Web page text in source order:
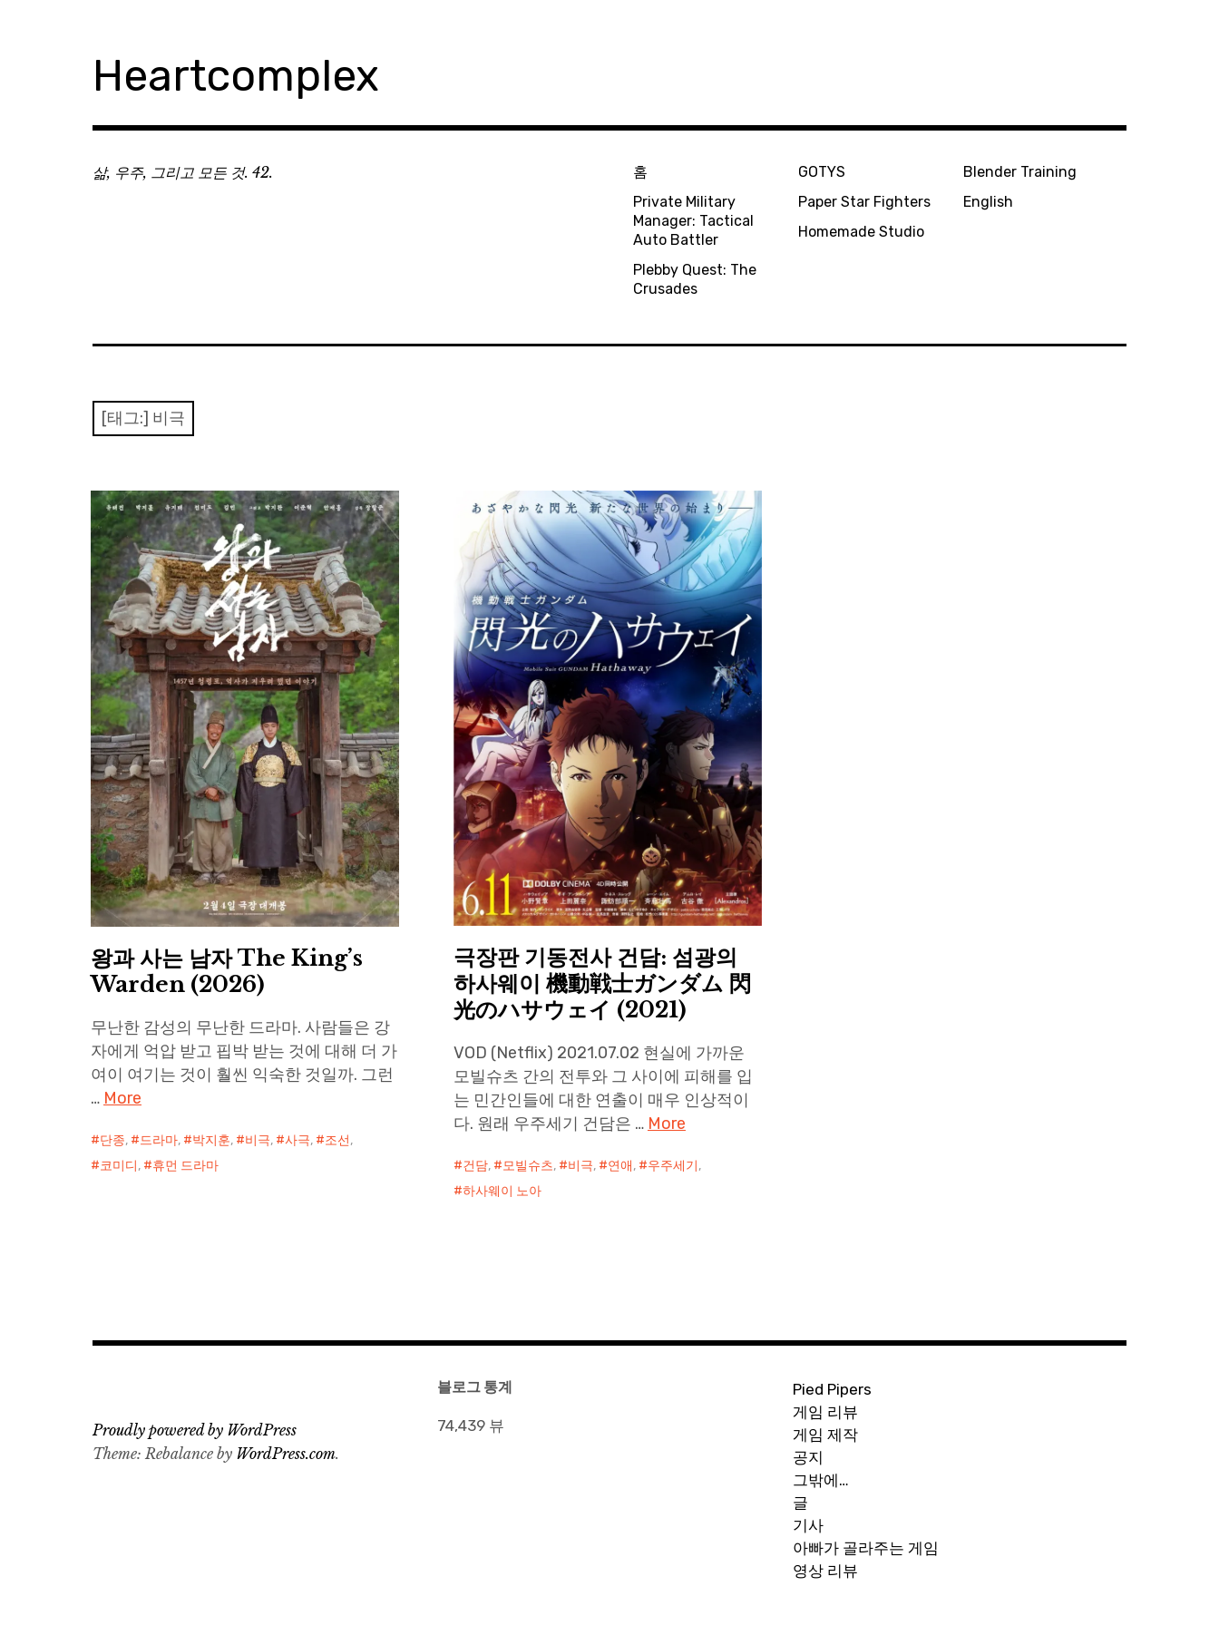
Heartcomplex
삶, 우주, 그리고 모든 것. 42.
홈
Private Military
Manager: Tactical
Auto Battler
Plebby Quest: The
Crusades
GOTYS
Paper Star Fighters
Homemade Studio
Blender Training
English
[태그:] 비극
왕과 사는 남자 The King’s
Warden (2026)
무난한 감성의 무난한 드라마. 사람들은 강
자에게 억압 받고 핍박 받는 것에 대해 더 가
여이 여기는 것이 훨씬 익숙한 것일까. 그런
… More
단종, 드라마, 박지훈, 비극, 사극, 조선,
코미디, 휴먼 드라마
극장판 기동전사 건담: 섬광의
하사웨이 機動戦士ガンダム 閃
光のハサウェイ (2021)
VOD (Netflix) 2021.07.02 현실에 가까운
모빌슈츠 간의 전투와 그 사이에 피해를 입
는 민간인들에 대한 연출이 매우 인상적이
다. 원래 우주세기 건담은 … More
건담, 모빌슈츠, 비극, 연애, 우주세기,
하사웨이 노아
블로그 통계
74,439 뷰
Pied Pipers
게임 리뷰
게임 제작
공지
그밖에…
글
기사
아빠가 골라주는 게임
영상 리뷰
Proudly powered by WordPress
Theme: Rebalance by WordPress.com.